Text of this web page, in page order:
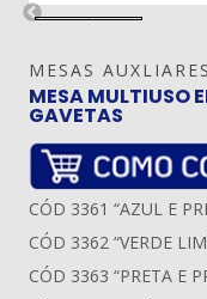
MESAS AUXLIARES
MESA MULTIUSO
GAVETAS
CÓD 3361 “AZUL E
CÓD 3362 “VERDE
CÓD 3363 “PRETA E